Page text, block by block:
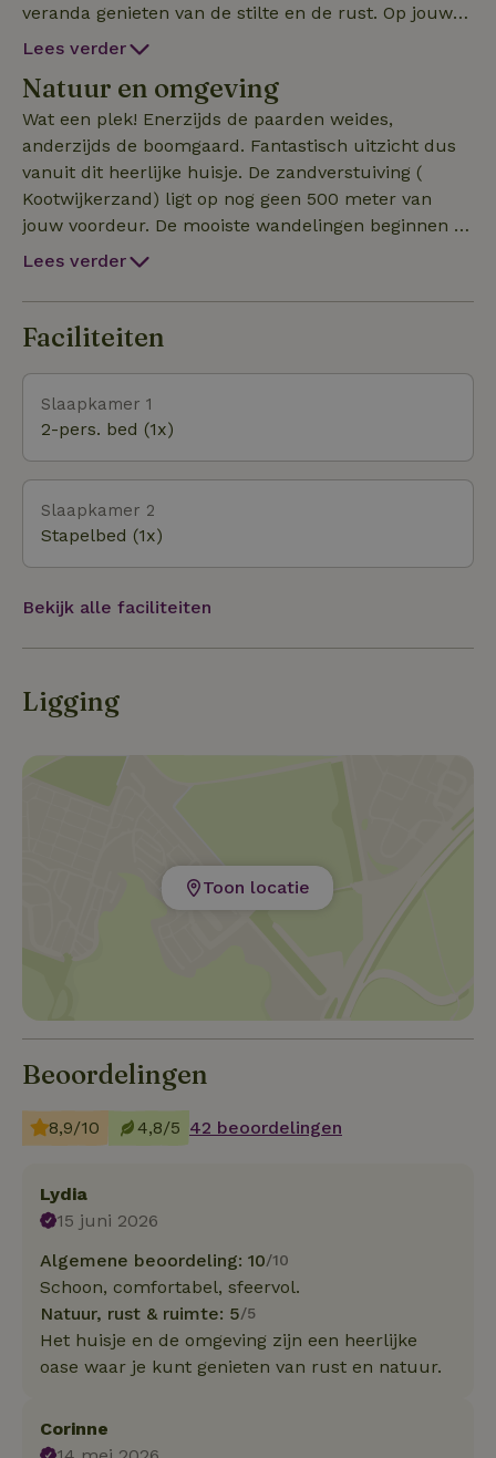
veranda genieten van de stilte en de rust. Op jouw
terras staat een grote stenen Bbq en een vuurschaal
Lees verder
Natuur en omgeving
Wat een plek! Enerzijds de paarden weides,
anderzijds de boomgaard. Fantastisch uitzicht dus
vanuit dit heerlijke huisje. De zandverstuiving (
Kootwijkerzand) ligt op nog geen 500 meter van
jouw voordeur. De mooiste wandelingen beginnen al
als je de deur achter je dicht trekt.
Lees verder
Faciliteiten
Slaapkamer 1
2-pers. bed (1x)
Slaapkamer 2
Stapelbed (1x)
Bekijk alle faciliteiten
Ligging
Toon locatie
Beoordelingen
8,9/10 4,8/5 42 beoordelingen
Lydia
15 juni 2026
Algemene beoordeling: 10/10
Schoon, comfortabel, sfeervol.
Natuur, rust & ruimte: 5/5
Het huisje en de omgeving zijn een heerlijke
oase waar je kunt genieten van rust en natuur.
Corinne